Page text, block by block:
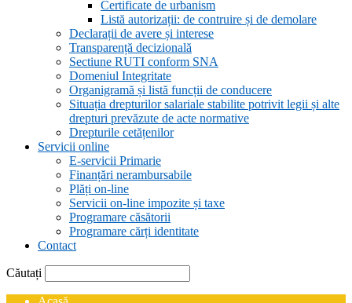
Certificate de urbanism
Listă autorizații: de contruire și de demolare
Declarații de avere și interese
Transparență decizională
Sectiune RUTI conform SNA
Domeniul Integritate
Organigramă și listă funcții de conducere
Situația drepturilor salariale stabilite potrivit legii și alte
drepturi prevăzute de acte normative
Drepturile cetățenilor
Servicii online
E-servicii Primarie
Finanțări nerambursabile
Plăți on-line
Servicii on-line impozite și taxe
Programare căsătorii
Programare cărți identitate
Contact
Căutați